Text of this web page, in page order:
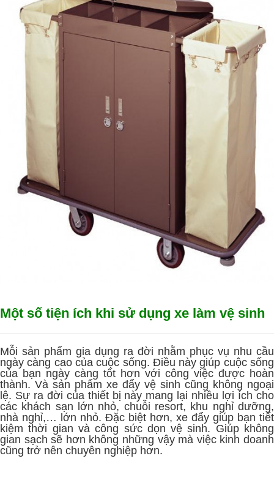
Một số tiện ích khi sử dụng xe làm vệ sinh
Mỗi sản phẩm gia dụng ra đời nhằm phục vụ nhu cầu
ngày càng cao của cuộc sống. Điều này giúp cuộc sống
của bạn ngày càng tốt hơn với công việc được hoàn
thành. Và sản phẩm xe đẩy vệ sinh cũng không ngoại
lệ. Sự ra đời của thiết bị này mang lại nhiều lợi ích cho
các khách sạn lớn nhỏ, chuỗi resort, khu nghỉ dưỡng,
nhà nghỉ,… lớn nhỏ. Đặc biệt hơn, xe đẩy giúp bạn tiết
kiệm thời gian và công sức dọn vệ sinh. Giúp không
gian sạch sẽ hơn không những vậy mà việc kinh doanh
cũng trở nên chuyên nghiệp hơn.